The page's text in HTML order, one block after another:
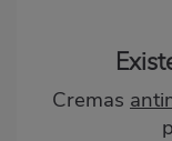
Cremas